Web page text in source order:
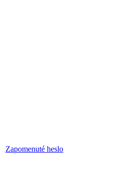
Zapomenuté heslo